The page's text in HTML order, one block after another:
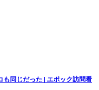
同じだった | エポック訪問看